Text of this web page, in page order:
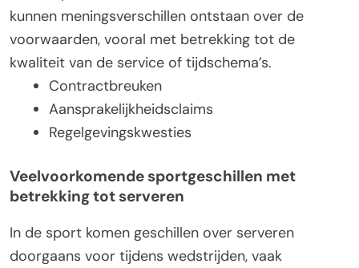
kunnen meningsverschillen ontstaan over de
voorwaarden, vooral met betrekking tot de
kwaliteit van de service of tijdschema’s.
Contractbreuken
Aansprakelijkheidsclaims
Regelgevingskwesties
Veelvoorkomende sportgeschillen met
betrekking tot serveren
In de sport komen geschillen over serveren
doorgaans voor tijdens wedstrijden, vaak